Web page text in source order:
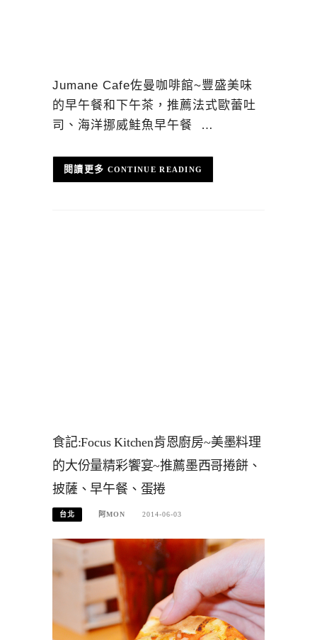
Jumane Cafe佐曼咖啡館~豐盛美味
的早午餐和下午茶，推薦法式歐蕾吐
司、海洋挪威鮭魚早午餐 …
CONTINUE READING
食記:Focus Kitchen肯恩廚房~美墨料理
的大份量精彩饗宴~推薦墨西哥捲餅、
披薩、早午餐、蛋捲
台北 阿MON 2014-06-03